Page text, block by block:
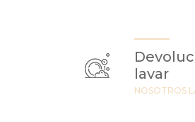
lavar
NOSOTROS